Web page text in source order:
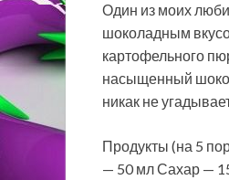
Один из моих
шоколадным
картофельного
насыщенный
никак не
Продукты (на 5
— 50 мл Сахар —